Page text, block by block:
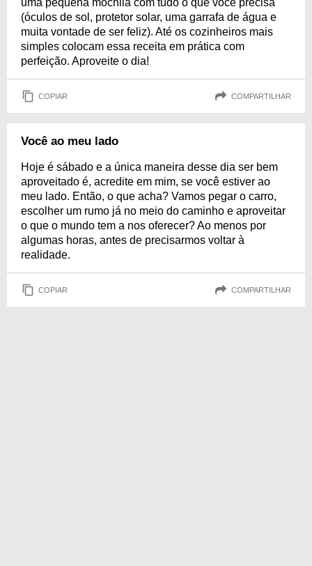
uma pequena mochila com tudo o que você precisa
(óculos de sol, protetor solar, uma garrafa de água e
muita vontade de ser feliz). Até os cozinheiros mais
simples colocam essa receita em prática com
perfeição. Aproveite o dia!
COPIAR COMPARTILHAR
Você ao meu lado
Hoje é sábado e a única maneira desse dia ser bem
aproveitado é, acredite em mim, se você estiver ao
meu lado. Então, o que acha? Vamos pegar o carro,
escolher um rumo já no meio do caminho e aproveitar
o que o mundo tem a nos oferecer? Ao menos por
algumas horas, antes de precisarmos voltar à
realidade.
COPIAR COMPARTILHAR